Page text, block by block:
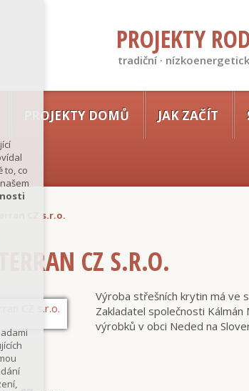
PROJEKTY
tradiční ·
PROJEKTY DOMŮ JAK ZAČÍT
CZ s.r.o.
CZ S.R.O.
Výroba střešních krytin má ve
Zakladatel společnosti
výrobků v obci Neded na
to, co